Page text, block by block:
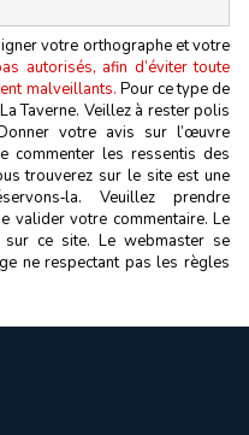
votre orthographe et votre
autorisés, afin d’éviter toute
malveillants. Pour ce type de
Taverne. Veillez à rester polis
votre avis sur l’œuvre
commenter les ressentis des
trouverez sur le site est une
Veuillez prendre
valider votre commentaire. Le
ce site. Le webmaster se
ne respectant pas les règles